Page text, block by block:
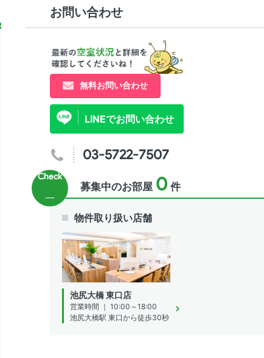
お問い合わせ
無料お問い合わせ
LINEでお問い合わせ
03-5722-7507
募集中のお部屋 0 件
物件取り扱い店舗
池尻大橋 東口店
営業時間 ｜ 10:00～18:00
池尻大橋駅 東口から徒歩30秒